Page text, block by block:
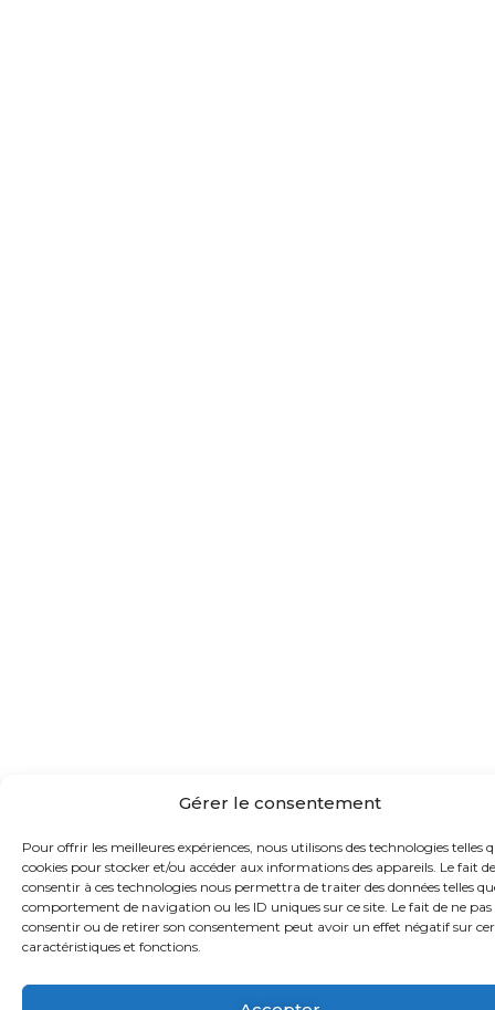
Gérer le consentement
Pour offrir les meilleures expériences, nous utilisons des technologies telles
cookies pour stocker et/ou accéder aux informations des appareils. Le fait de
consentir à ces technologies nous permettra de traiter des données telles
comportement de navigation ou les ID uniques sur ce site. Le fait de ne pas
consentir ou de retirer son consentement peut avoir un effet négatif sur
caractéristiques et fonctions.